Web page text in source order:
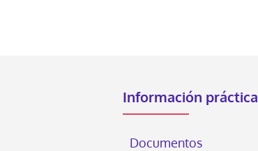
Información práctica
Documentos